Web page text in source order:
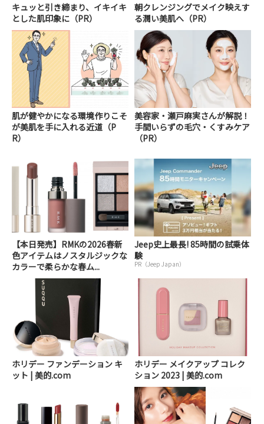
キュッと引き締まり、イキイキ
とした肌印象に（PR）
朝クレンジングでメイク映えす
る潤い美肌へ（PR）
肌が健やかになる環境作りこそ
が美肌を手に入れる近道（P
R）
美容家・瀬戸麻実さんが解説！
手間いらずの毛穴・くすみケア
（PR）
【本日発売】RMKの2026春新
色アイテムはノスタルジックな
カラーで柔らかな春ム...
Jeep史上最長! 85時間の試乗体
験
PR（Jeep Japan）
ホリデー ファンデーション キ
ット | 美的.com
ホリデー メイクアップ コレク
ション 2023 | 美的.com